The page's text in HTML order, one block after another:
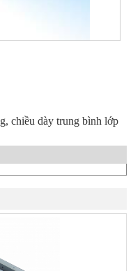
chiều dày trung bình lớp